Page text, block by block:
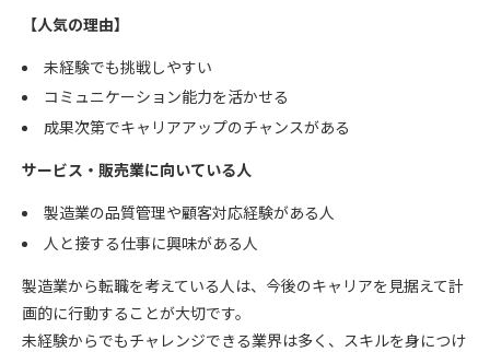
【人気の理由】
未経験でも挑戦しやすい
コミュニケーション能力を活かせる
成果次第でキャリアアップのチャンスがある
サービス・販売業に向いている人
製造業の品質管理や顧客対応経験がある人
人と接する仕事に興味がある人
製造業から転職を考えている人は、今後のキャリアを見据えて計
画的に行動することが大切です。
未経験からでもチャレンジできる業界は多く、スキルを身につけ